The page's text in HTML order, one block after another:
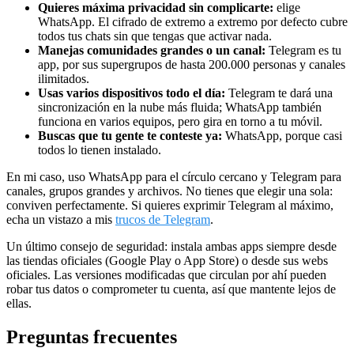
Quieres máxima privacidad sin complicarte: elige
WhatsApp. El cifrado de extremo a extremo por defecto cubre
todos tus chats sin que tengas que activar nada.
Manejas comunidades grandes o un canal: Telegram es tu
app, por sus supergrupos de hasta 200.000 personas y canales
ilimitados.
Usas varios dispositivos todo el día: Telegram te dará una
sincronización en la nube más fluida; WhatsApp también
funciona en varios equipos, pero gira en torno a tu móvil.
Buscas que tu gente te conteste ya: WhatsApp, porque casi
todos lo tienen instalado.
En mi caso, uso WhatsApp para el círculo cercano y Telegram para
canales, grupos grandes y archivos. No tienes que elegir una sola:
conviven perfectamente. Si quieres exprimir Telegram al máximo,
echa un vistazo a mis trucos de Telegram.
Un último consejo de seguridad: instala ambas apps siempre desde
las tiendas oficiales (Google Play o App Store) o desde sus webs
oficiales. Las versiones modificadas que circulan por ahí pueden
robar tus datos o comprometer tu cuenta, así que mantente lejos de
ellas.
Preguntas frecuentes